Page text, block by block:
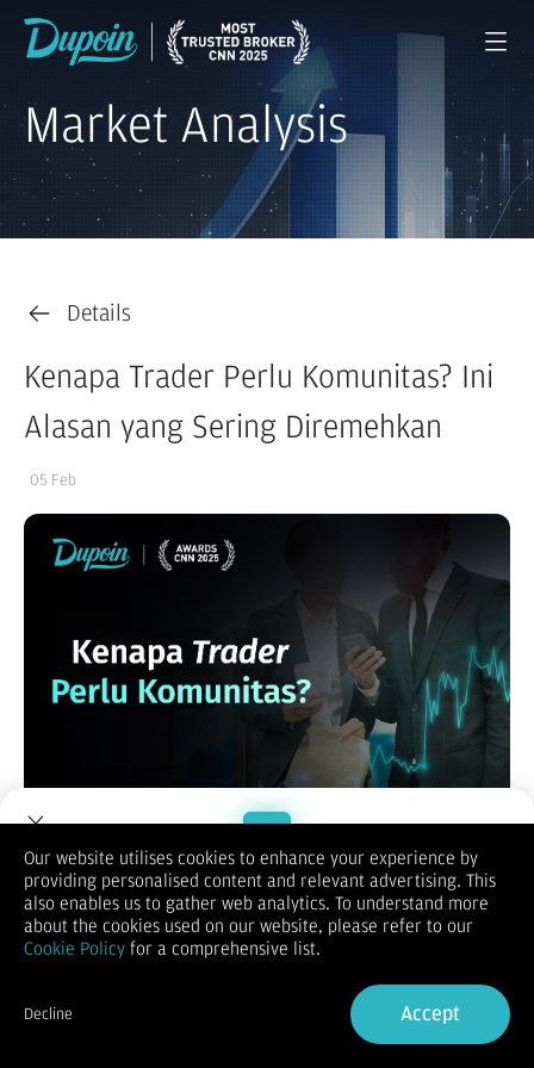
Market Analysis
Details
Kenapa Trader Perlu Komunitas? Ini
Alasan yang Sering Diremehkan
05 Feb
Trading kerap dipersepsikan sebagai aktivitas individual
seorang trader, sebuah layar, dan keputusan yang diambil
sendirian. Namun dalam praktiknya, trader yang mampu
berkembang lebih cepat dan konsisten hampir selalu memiliki
Komunitas trading bukan sekadar tempat berkumpul,
melainkan ekosistem belajar, berdiskusi, dan bertumbuh
Welcome to Dupoin.
Trade with a Trusted Broker
Sign in
Our website utilises cookies to enhance your experience by
providing personalised content and relevant advertising. This
also enables us to gather web analytics. To understand more
about the cookies used on our website, please refer to our
Cookie Policy for a comprehensive list.
Decline Accept